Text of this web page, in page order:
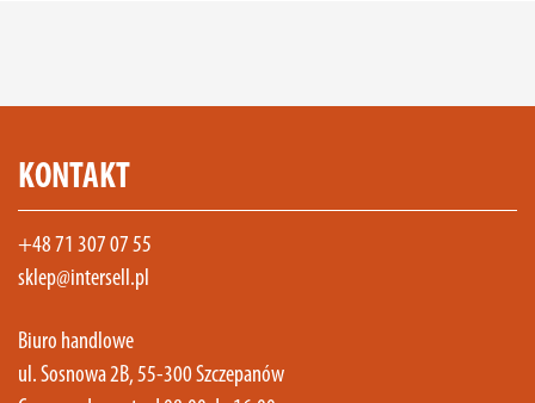
KONTAKT
+48 71 307 07 55
sklep@intersell.pl
Biuro handlowe
ul. Sosnowa 2B, 55-300 Szczepanów